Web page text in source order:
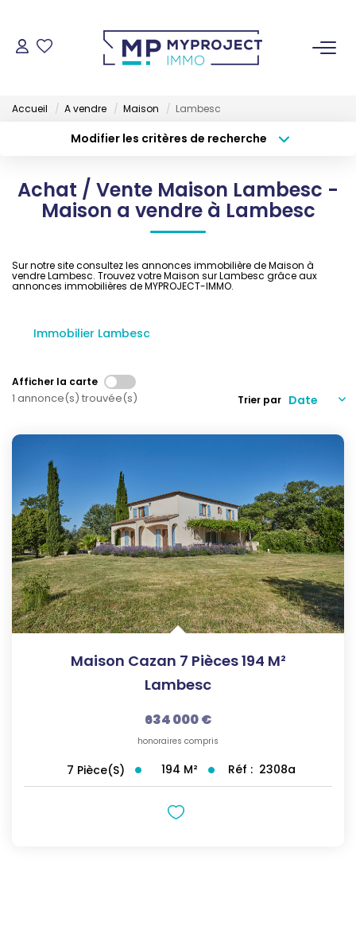
ESTIMER
GESTION LOCATIVE
Nous Rejoindre
Nos Actualités
CONTACT
Accueil A vendre Maison Lambesc
Modifier les critères de recherche
Sélectionnez...
Type de bien
Surface min
Créer une alerte
Achat / Vente Maison Lambesc -
Maison a vendre à Lambesc
Sur notre site consultez les annonces immobilière de Maison à
vendre Lambesc. Trouvez votre Maison sur Lambesc grâce aux
annonces immobilières de MYPROJECT-IMMO.
Immobilier Lambesc
Afficher la carte
1 annonce(s) trouvée(s) Trier par
Maison Cazan 7 Pièces 194 M²
Lambesc
634 000 €
honoraires compris
7 Pièce(s) 194 M² Réf : 2308a